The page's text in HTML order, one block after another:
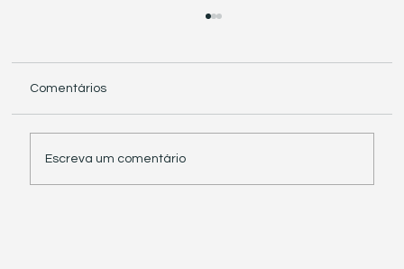
Comentários
Escreva um comentário